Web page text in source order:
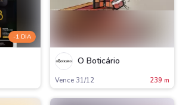
-1 DIA
O Boticário
Vence 31/12 239 m